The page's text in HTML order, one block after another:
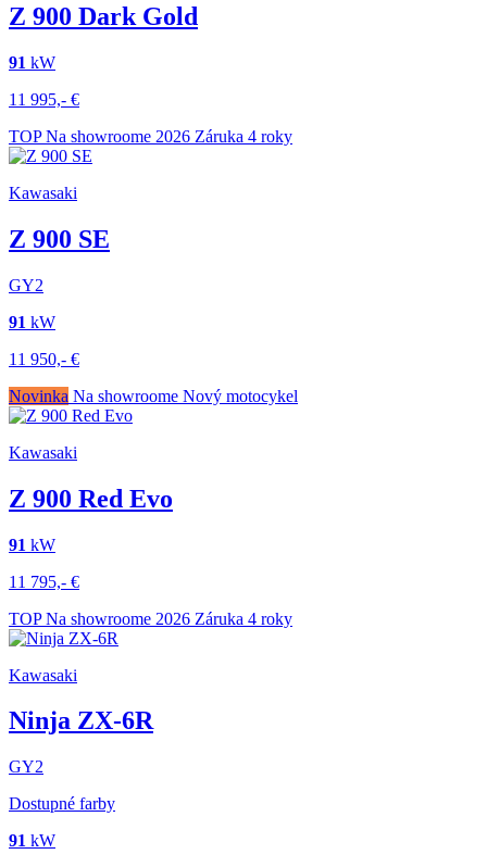
Z 900 Dark Gold
91 kW
11 995,- €
TOP Na showroome 2026 Záruka 4 roky
Kawasaki
Z 900 SE
GY2
91 kW
11 950,- €
Novinka Na showroome Nový motocykel
Kawasaki
Z 900 Red Evo
91 kW
11 795,- €
TOP Na showroome 2026 Záruka 4 roky
Kawasaki
Ninja ZX-6R
GY2
Dostupné farby
91 kW